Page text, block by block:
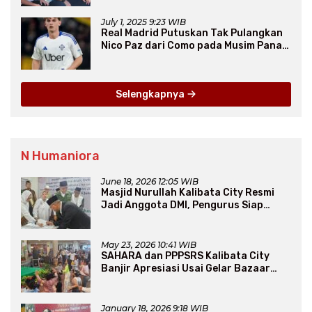
July 1, 2025 9:23 WIB
Real Madrid Putuskan Tak Pulangkan
Nico Paz dari Como pada Musim Panas
Selengkapnya
N Humaniora
June 18, 2026 12:05 WIB
Masjid Nurullah Kalibata City Resmi
Jadi Anggota DMI, Pengurus Siap
May 23, 2026 10:41 WIB
SAHARA dan PPPSRS Kalibata City
Banjir Apresiasi Usai Gelar Bazaar
January 18, 2026 9:18 WIB